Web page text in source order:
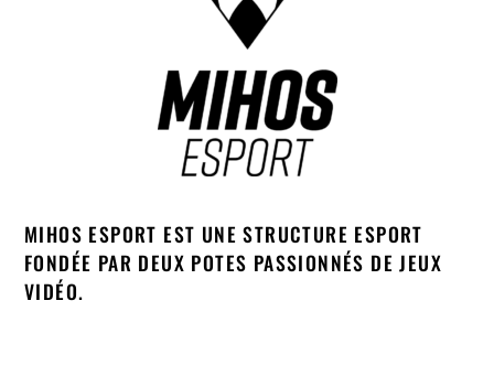
MIHOS ESPORT EST UNE STRUCTURE ESPORT
FONDÉE PAR DEUX POTES PASSIONNÉS DE JEUX
VIDÉO.